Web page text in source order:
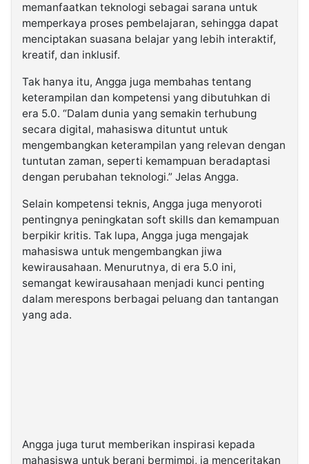
memanfaatkan teknologi sebagai sarana untuk
memperkaya proses pembelajaran, sehingga dapat
menciptakan suasana belajar yang lebih interaktif,
kreatif, dan inklusif.
Tak hanya itu, Angga juga membahas tentang
keterampilan dan kompetensi yang dibutuhkan di
era 5.0. “Dalam dunia yang semakin terhubung
secara digital, mahasiswa dituntut untuk
mengembangkan keterampilan yang relevan dengan
tuntutan zaman, seperti kemampuan beradaptasi
dengan perubahan teknologi.” Jelas Angga.
Selain kompetensi teknis, Angga juga menyoroti
pentingnya peningkatan soft skills dan kemampuan
berpikir kritis. Tak lupa, Angga juga mengajak
mahasiswa untuk mengembangkan jiwa
kewirausahaan. Menurutnya, di era 5.0 ini,
semangat kewirausahaan menjadi kunci penting
dalam merespons berbagai peluang dan tantangan
yang ada.
Angga juga turut memberikan inspirasi kepada
mahasiswa untuk berani bermimpi, ia menceritakan